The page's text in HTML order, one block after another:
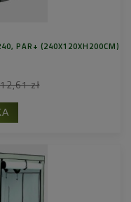
PAR+ (240X120XH200CM)
zł